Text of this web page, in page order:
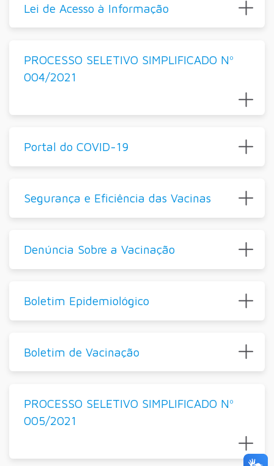
Lei de Acesso à Informação
PROCESSO SELETIVO SIMPLIFICADO Nº
004/2021
Portal do COVID-19
Segurança e Eficiência das Vacinas
Denúncia Sobre a Vacinação
Boletim Epidemiológico
Boletim de Vacinação
PROCESSO SELETIVO SIMPLIFICADO Nº
005/2021